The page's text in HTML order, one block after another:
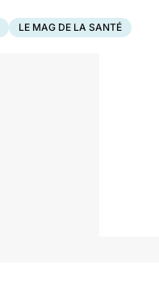
LE MAG DE LA SANTÉ